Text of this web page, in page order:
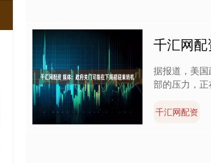
千汇网
据报道，美
部的压力，
千汇网配资